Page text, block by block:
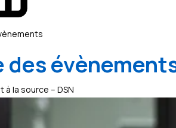
des
à la source – DSN